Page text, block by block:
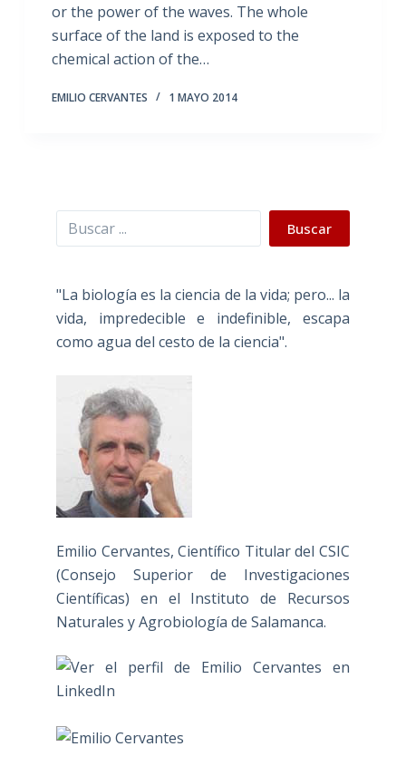
or the power of the waves. The whole
surface of the land is exposed to the
chemical action of the…
EMILIO CERVANTES 1 MAYO 2014
Buscar Buscar
"La biología es la ciencia de la vida; pero... la
vida, impredecible e indefinible, escapa
como agua del cesto de la ciencia".
Emilio Cervantes, Científico Titular del CSIC
(Consejo Superior de Investigaciones
Científicas) en el Instituto de Recursos
Naturales y Agrobiología de Salamanca.